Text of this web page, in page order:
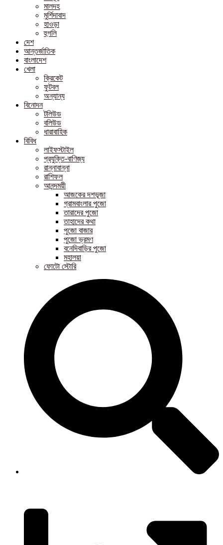
মালদহ
মুর্শিদাবাদ
হাওড়া
হুগলি
দেশ
আন্তর্জাতিক
বাংলাদেশ
খেলা
ক্রিকেট
ফুটবল
অন্যান্য
বিনোদন
টলিউড
বলিউড
ধারাবাহিক
বিবিধ
লাইফস্টাইল
প্রযুক্তি-বাণিজ্য
রান্নাবান্না
রাশিফল
আনন্দময়ী
আজকের দশভূজা
গ্রামবাংলার পুজো
তারাদের পুজো
তাহাদের কথা
পুজো বাজার
পুজো ভ্রমণ
বনেদিবাড়ির পুজো
মহালয়া
ফোটো স্টোরি